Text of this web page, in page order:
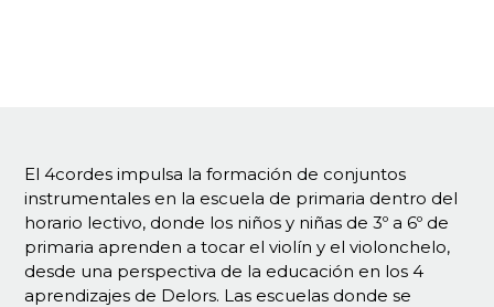
El 4cordes impulsa la formación de conjuntos
instrumentales en la escuela de primaria dentro del
horario lectivo, donde los niños y niñas de 3º a 6º de
primaria aprenden a tocar el violín y el violonchelo,
desde una perspectiva de la educación en los 4
aprendizajes de Delors. Las escuelas donde se